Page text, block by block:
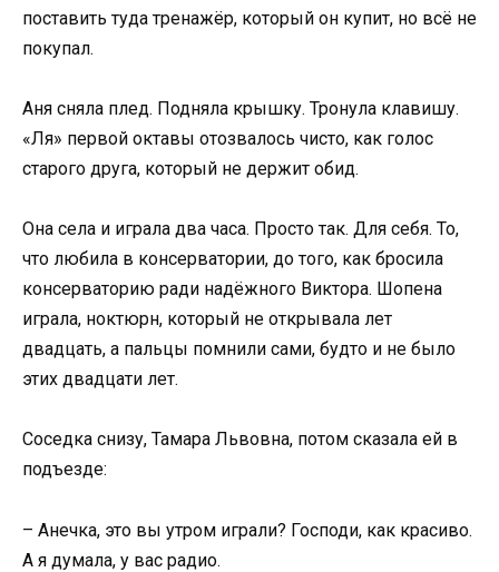
поставить туда тренажёр, который он купит, но всё не
покупал.
Аня сняла плед. Подняла крышку. Тронула клавишу.
«Ля» первой октавы отозвалось чисто, как голос
старого друга, который не держит обид.
Она села и играла два часа. Просто так. Для себя. То,
что любила в консерватории, до того, как бросила
консерваторию ради надёжного Виктора. Шопена
играла, ноктюрн, который не открывала лет
двадцать, а пальцы помнили сами, будто и не было
этих двадцати лет.
Соседка снизу, Тамара Львовна, потом сказала ей в
подъезде:
– Анечка, это вы утром играли? Господи, как красиво.
А я думала, у вас радио.